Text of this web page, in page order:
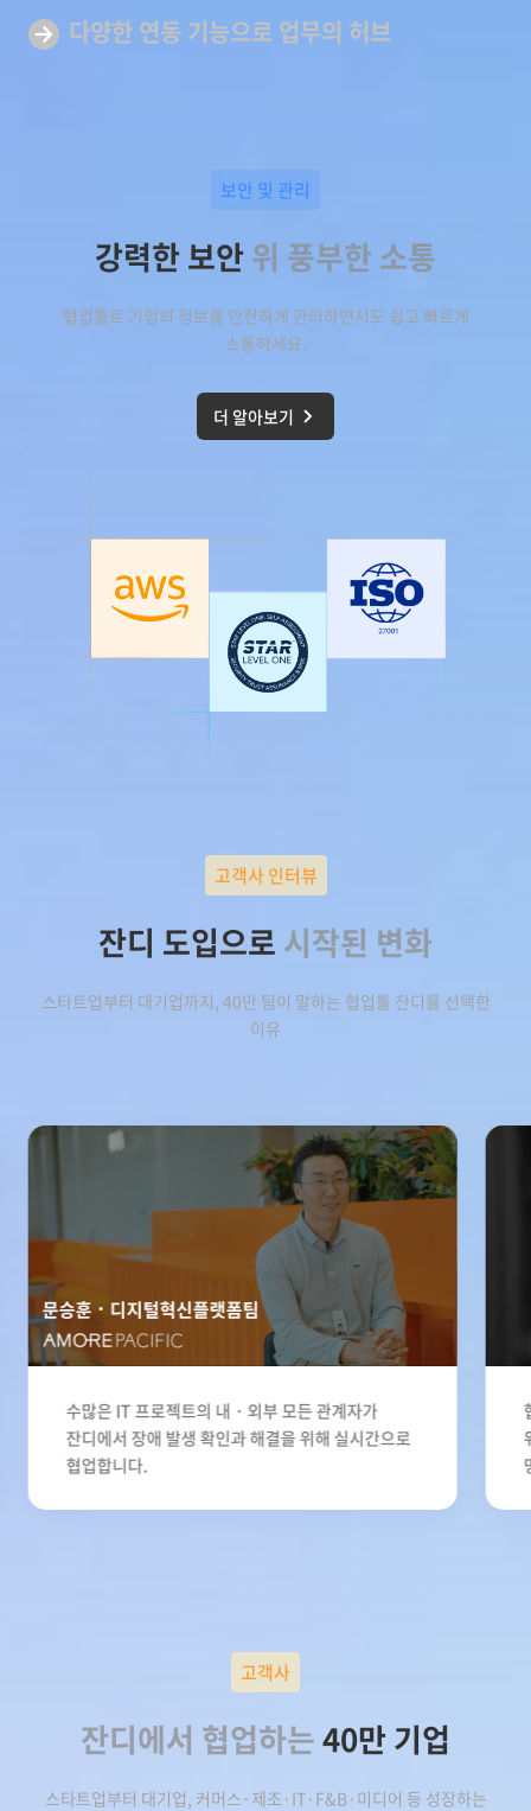
다양한 연동 기능으로 업무의 허브
보안 및 관리
강력한 보안위 풍부한 소통
협업툴로 기업의 정보를 안전하게 관리하면서도 쉽고 빠르게
소통하세요.
더 알아보기
고객사 인터뷰
잔디 도입으로 시작된 변화
스타트업부터 대기업까지, 40만 팀이 말하는 협업툴 잔디를 선택한
이유
문승훈 디지털혁신플랫폼팀
수많은 IT 프로젝트의 내・외부 모든 관계자가
잔디에서 장애 발생 확인과 해결을 위해 실시간으로
협업합니다.
고객사
잔디에서 협업하는40만 기업
스타트업부터 대기업, 커머스·제조·IT·F&B·미디어 등 성장하는